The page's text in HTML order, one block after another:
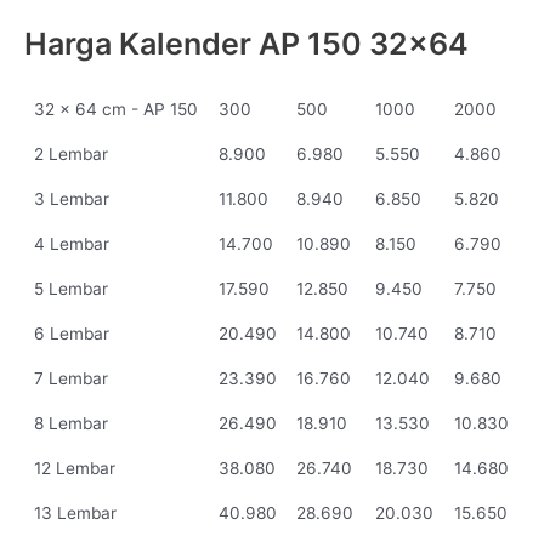
Harga Kalender AP 150 32x64
32 x 64 cm - AP 150 300 500 1000 2000
2 Lembar 8.900 6.980 5.550 4.860
3 Lembar 11.800 8.940 6.850 5.820
4 Lembar 14.700 10.890 8.150 6.790
5 Lembar 17.590 12.850 9.450 7.750
6 Lembar 20.490 14.800 10.740 8.710
7 Lembar 23.390 16.760 12.040 9.680
8 Lembar 26.490 18.910 13.530 10.830
12 Lembar 38.080 26.740 18.730 14.680
13 Lembar 40.980 28.690 20.030 15.650